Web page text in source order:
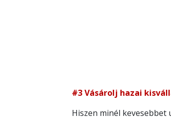
#3 Vásárolj hazai
Hiszen minél kevesebbet